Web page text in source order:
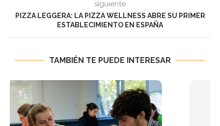
siguiente
PIZZA LEGGERA: LA PIZZA WELLNESS ABRE SU PRIMER
ESTABLECIMIENTO EN ESPAÑA
TAMBIÉN TE PUEDE INTERESAR